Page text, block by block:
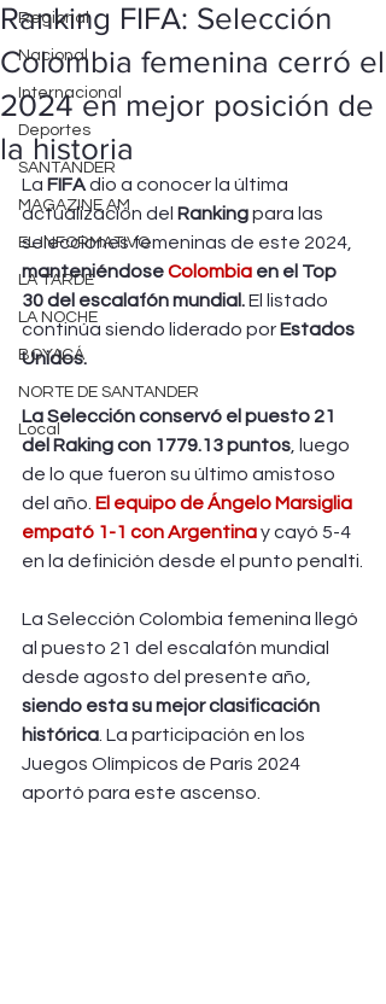
Regional
Nacional
Internacional
Deportes
SANTANDER
MAGAZINE AM
EL INFORMATIVO
LA TARDE
LA NOCHE
BOYACÁ
NORTE DE SANTANDER
Local
Ranking FIFA: Selección
Colombia femenina cerró el
2024 en mejor posición de
la historia
La FIFA dio a conocer la última
actualización del Ranking para las
selecciones femeninas de este 2024,
manteniéndose Colombia en el Top
30 del escalafón mundial. El listado
continúa siendo liderado por Estados
Unidos.
La Selección conservó el puesto 21
del Raking con 1779.13 puntos , luego
de lo que fueron su último amistoso
del año. El equipo de Ángelo Marsiglia
empató 1-1 con Argentina y cayó 5-4
en la definición desde el punto penalti.
La Selección Colombia femenina llegó
al puesto 21 del escalafón mundial
desde agosto del presente año,
siendo esta su mejor clasificación
histórica . La participación en los
Juegos Olímpicos de París 2024
aportó para este ascenso.